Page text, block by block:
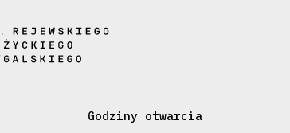
Godziny otwarcia